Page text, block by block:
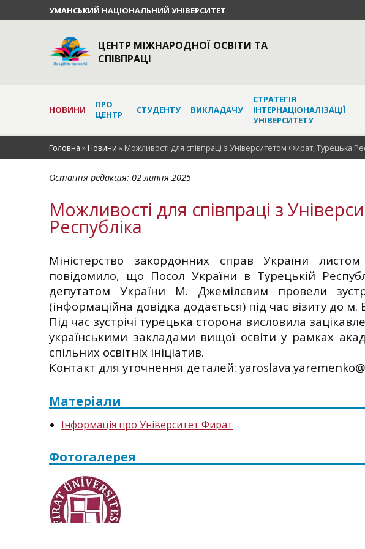
УМАНСЬКИЙ НАЦІОНАЛЬНИЙ УНІВЕРСИТЕТ
ЦЕНТР МІЖНАРОДНОЇ ОСВІТИ ТА
СПІВПРАЦІ
НОВИНИ
ПРО
ЦЕНТР
СТУДЕНТУ ВИКЛАДАЧУ
СТРАТЕГІЯ
ІНТЕРНАЦІОНАЛІЗАЦІЇ
УНІВЕРСИТЕТУ
Головна »Новини » Можливості для співпраці з Університетом Фират, Турецька
Остання редакція: 02 липня 2025
Можливості для співпраці з
Республіка
Міністерство закордонних справ України
повідомило, що Посол України в Турецькій
депутатом України М. Джемілєвим провели
(інформаційна довідка додається) під час візиту до м.
Під час зустрічі турецька сторона висловила
українськими закладами вищої освіти у рамках
спільних освітніх ініціатив.
Контакт для уточнення деталей:
Матеріали
Інформація про Університет Фират
Фотогалерея